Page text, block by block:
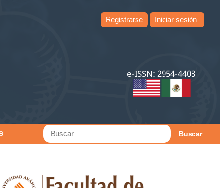
Buscar
Registrarse Iniciar sesión
e-ISSN: 2954-4408